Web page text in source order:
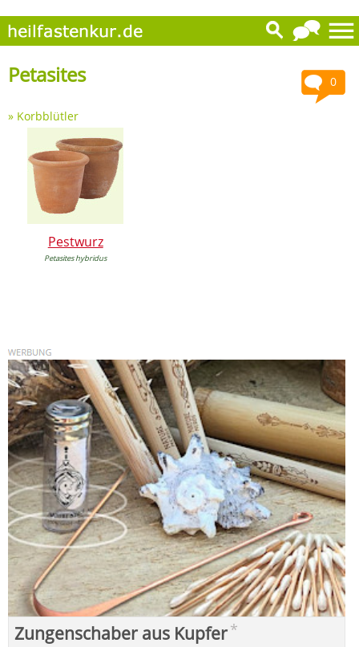
0
Petasites
» Korbblütler
Pestwurz
Petasites hybridus
Zungenschaber aus Kupfer*